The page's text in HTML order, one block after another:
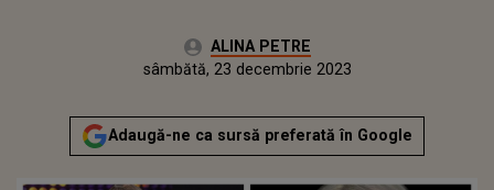
Autor:ALINA PETRE
sâmbătă, 23 decembrie 2023
Actualizat:
sâmbătă, 23 decembrie 2023
Adaugă-ne ca sursă preferată în Google